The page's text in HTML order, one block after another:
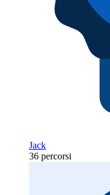
Jack
36 percorsi